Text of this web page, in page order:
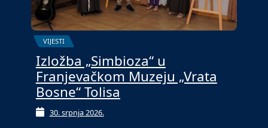
VIJESTI
Izložba „Simbioza“ u
Franjevačkom Muzeju „Vrata
Bosne“ Tolisa
30. srpnja 2026.